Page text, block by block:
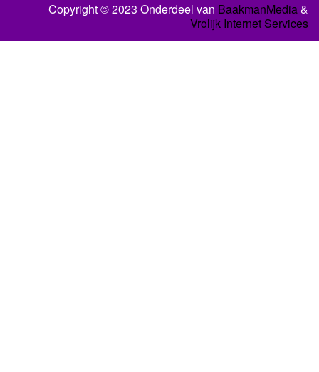
Copyright © 2023 Onderdeel van BaakmanMedia&
Vrolijk Internet Services